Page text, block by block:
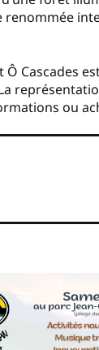
renommée
Cascades
ou